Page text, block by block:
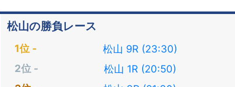
松山の勝負レース
松山 9R (23:30)
松山 1R (20:50)